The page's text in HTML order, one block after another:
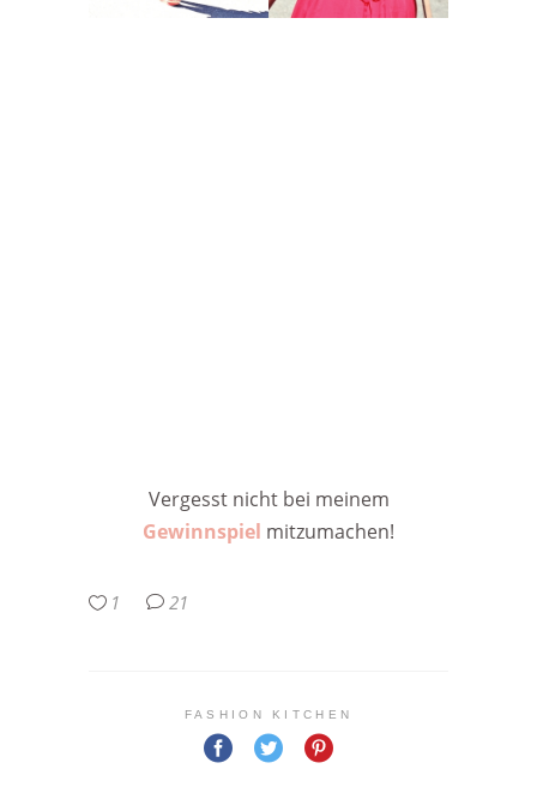
Vergesst nicht bei meinem
Gewinnspiel mitzumachen!
1 21
FASHION KITCHEN